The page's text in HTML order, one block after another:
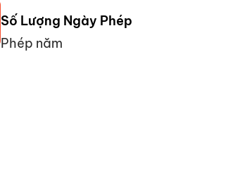
Số Lượng Ngày Phép
Phép năm